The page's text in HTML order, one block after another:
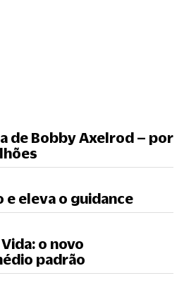
de Bobby Axelrod – por
e eleva o guidance
o novo
padrão